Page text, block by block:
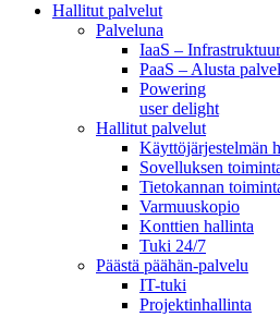
Hallitut palvelut
Palveluna
IaaS –
PaaS – Alusta
Powering
user delight
Hallitut palvelut
Käyttöjärjestelmän
Sovelluksen
Tietokannan
Varmuuskopio
Konttien hallinta
Tuki 24/7
Päästä päähän-palvelu
IT-tuki
Projektinhallinta